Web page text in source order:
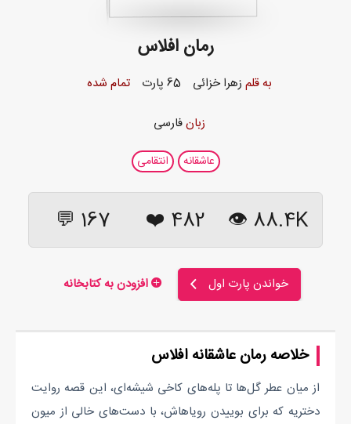
رمان افلاس
به قلم زهرا خزائی 65 پارت تمام شده
زبانفارسی
عاشقانه انتقامی
88.4K 👁
482
❤️
167 💬
خواندن پارت اول افزودن به کتابخانه
خلاصه رمان عاشقانه افلاس
از میان عطر گل‌ها تا پله‌های کاخی شیشه‌ای، این قصه روایت
دختریه که برای بوییدن رویاهاش، با دست‌های خالی از میون